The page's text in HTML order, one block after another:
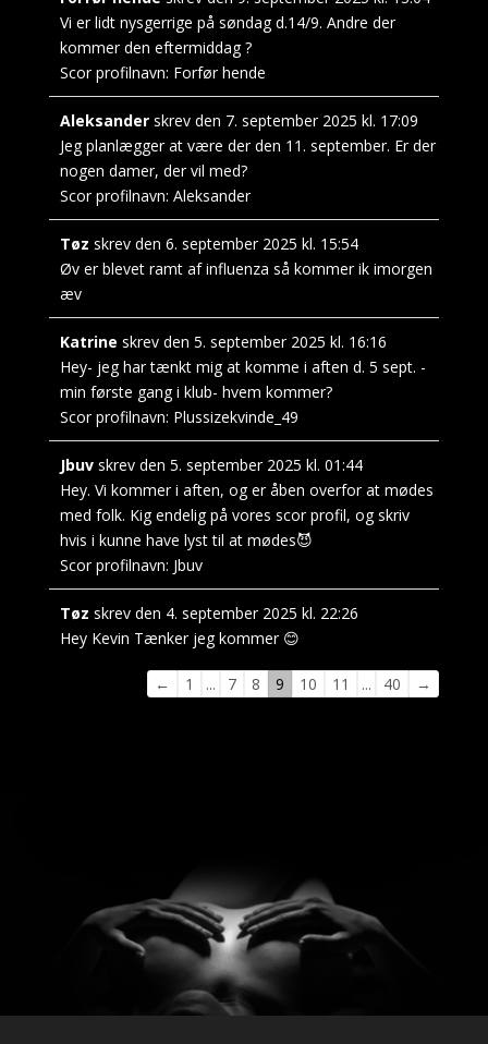
Vi er lidt nysgerrige på søndag d.14/9. Andre der
kommer den eftermiddag ?
Scor profilnavn: Forfør hende
Aleksander skrev den 7. september 2025 kl. 17:09
Jeg planlægger at være der den 11. september. Er der
nogen damer, der vil med?
Scor profilnavn: Aleksander
Tøz skrev den 6. september 2025 kl. 15:54
Øv er blevet ramt af influenza så kommer ik imorgen
æv
Katrine skrev den 5. september 2025 kl. 16:16
Hey- jeg har tænkt mig at komme i aften d. 5 sept. -
min første gang i klub- hvem kommer?
Scor profilnavn: Plussizekvinde_49
Jbuv skrev den 5. september 2025 kl. 01:44
Hey. Vi kommer i aften, og er åben overfor at mødes
med folk. Kig endelig på vores scor profil, og skriv
hvis i kunne have lyst til at mødes😈
Scor profilnavn: Jbuv
Tøz skrev den 4. september 2025 kl. 22:26
Hey Kevin Tænker jeg kommer 😊
Navigation
← 1 ... 7 8 9 10 11 ... 40 →